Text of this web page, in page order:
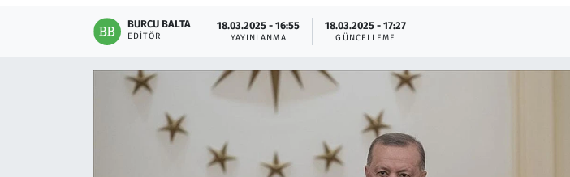
BURCU BALTA
EDITÖR
18.03.2025 - 16:55
YAYINLANMA
18.03.2025 - 17:27
GÜNCELLEME
Teknoloji ve Bilim
Televizyon